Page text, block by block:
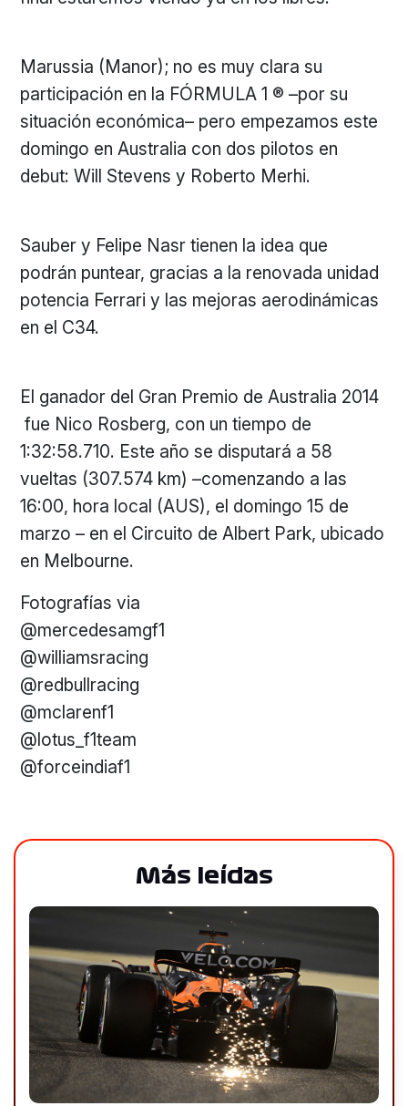
Marussia (Manor); no es muy clara su
participación en la FÓRMULA 1 ® –por su
situación económica– pero empezamos este
domingo en Australia con dos pilotos en
debut: Will Stevens y Roberto Merhi.
Sauber y Felipe Nasr tienen la idea que
podrán puntear, gracias a la renovada unidad
potencia Ferrari y las mejoras aerodinámicas
en el C34.
El ganador del Gran Premio de Australia 2014
fue Nico Rosberg, con un tiempo de
1:32:58.710. Este año se disputará a 58
vueltas (307.574 km) –comenzando a las
16:00, hora local (AUS), el domingo 15 de
marzo – en el Circuito de Albert Park, ubicado
en Melbourne.
Fotografías via
@mercedesamgf1
@williamsracing
@redbullracing
@mclarenf1
@lotus_f1team
@forceindiaf1
Más leídas